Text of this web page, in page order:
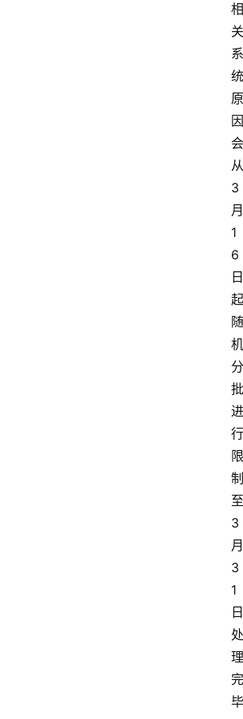
相
关
系
统
原
因
会
从
3
月
1
6
日
起
随
机
分
批
进
行
限
制
至
3
月
3
1
日
处
理
完
毕